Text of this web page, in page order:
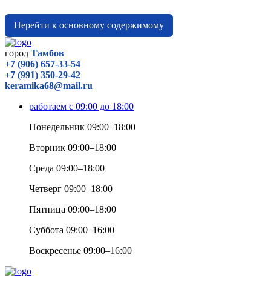
Перейти к основному содержимому
город Тамбов
+7 (906) 657-33-54
+7 (991) 350-29-42
keramika68@mail.ru
работаем с 09:00 до 18:00
Понедельник 09:00–18:00
Вторник 09:00–18:00
Среда 09:00–18:00
Четверг 09:00–18:00
Пятница 09:00–18:00
Суббота 09:00–16:00
Воскресенье 09:00–16:00